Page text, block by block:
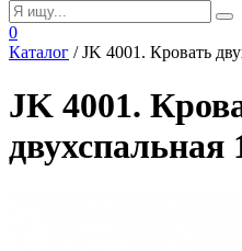
0
Каталог /JK 4001. Кровать
JK 4001.
двухспальная